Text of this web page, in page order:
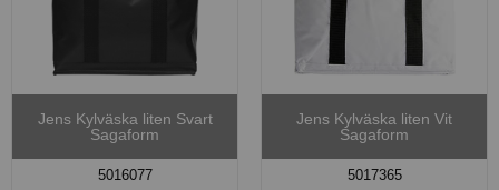
Jens Kylväska liten Svart
Sagaform
5016077
Jens Kylväska liten Vit
Sagaform
5017365